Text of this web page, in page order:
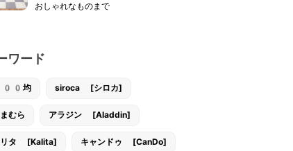
おしゃれなものまで
ワード
均 siroca [シロカ]
むら アラジン [Aladdin]
リタ [Kalita] キャンドゥ [CanDo]